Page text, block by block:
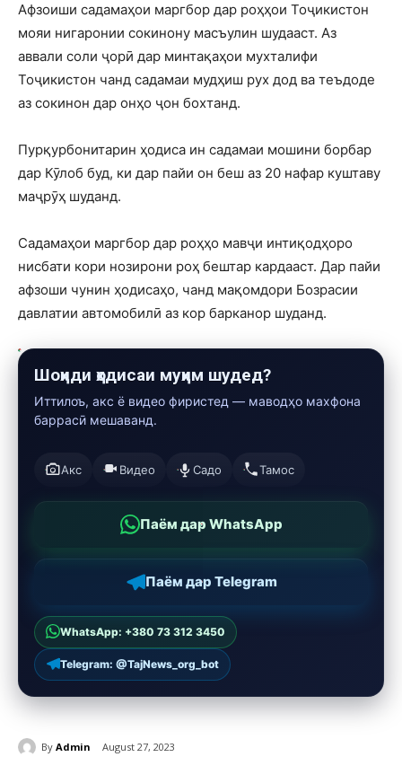
Афзоиши садамаҳои маргбор дар роҳҳои Тоҷикистон
мояи нигаронии сокинону масъулин шудааст. Аз
аввали соли ҷорӣ дар минтақаҳои мухталифи
Тоҷикистон чанд садамаи мудҳиш рух дод ва теъдоде
аз сокинон дар онҳо ҷон бохтанд.
Пурқурбонитарин ҳодиса ин садамаи мошини борбар
дар Кӯлоб буд, ки дар пайи он беш аз 20 нафар куштаву
маҷрӯҳ шуданд.
Садамаҳои маргбор дар роҳҳо мавҷи интиқодҳоро
нисбати кори нозирони роҳ бештар кардааст. Дар пайи
афзоши чунин ҳодисаҳо, чанд мақомдори Бозрасии
давлатии автомобилӣ аз кор барканор шуданд.
Шоҳиди ҳодисаи муҳим шудед?
Иттилоъ, акс ё видео фиристед — маводҳо махфона
баррасӣ мешаванд.
Акс Видео Садо Тамос
Паём дар WhatsApp
Паём дар Telegram
WhatsApp: +380 73 312 3450
Telegram: @TajNews_org_bot
By Admin August 27, 2023